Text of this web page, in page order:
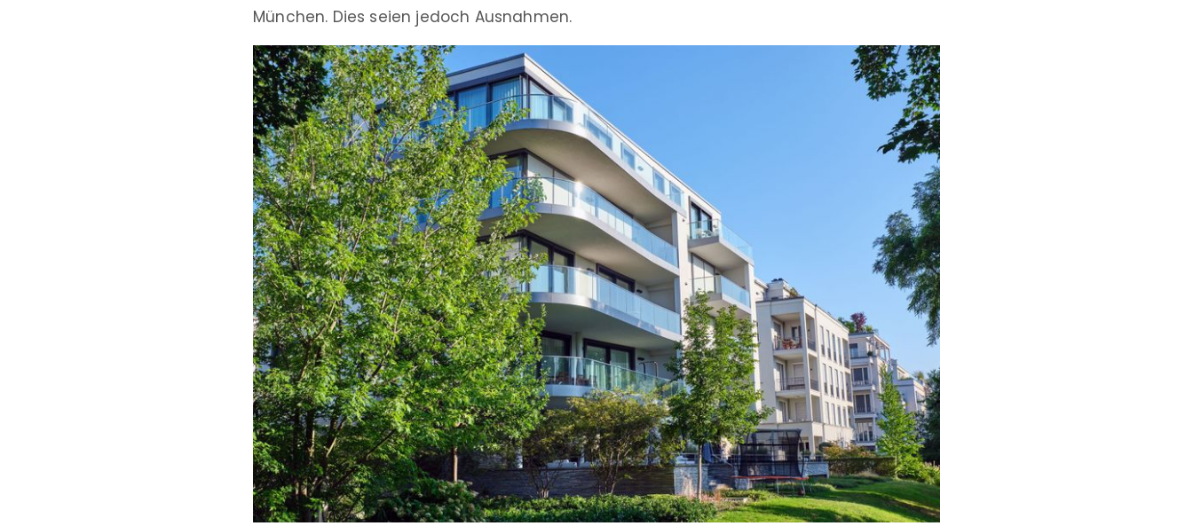
München. Dies seien jedoch Ausnahmen.